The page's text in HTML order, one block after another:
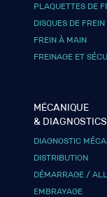
PLAQUETTES DE
DISQUES DE FREIN
FREIN À MAIN
FREINAGE ET
MÉCANIQUE
& DIAGNOSTICS
DIAGNOSTIC
DISTRIBUTION
DÉMARRAGE /
EMBRAYAGE